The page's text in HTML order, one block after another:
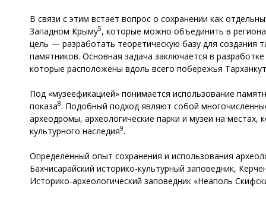
В связи с этим встает вопрос о сохранении как
Западном Крыму5, которые можно объединить в
цель — разработать теоретическую базу для создания
памятников. Основная задача заключается в
которые расположены вдоль всего побережья
Под «музеефикацией» понимается использование
показа8. Подобный подход являют собой
археодромы, археологические парки и музеи на
культурного наследия9.
Определенный опыт сохранения и использования
Бахчисарайский историко-культурный заповедник,
Историко-археологический заповедник «Неаполь